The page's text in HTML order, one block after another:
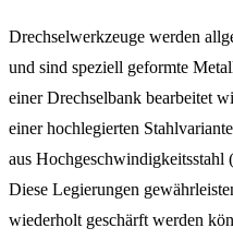
Drechselwerkzeuge werden
und sind speziell geformte
einer Drechselbank bearbeitet
einer hochlegierten
aus Hochgeschwindigkeitsstahl
Diese Legierungen
wiederholt geschärft werden